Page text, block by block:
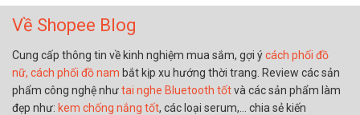
Về Shopee Blog
Cung cấp thông tin về kinh nghiệm mua sắm, gợi ýcách phối đồ
nữ, cách phối đồ nam bắt kịp xu hướng thời trang. Review các sản
phẩm công nghệ nhưtai nghe Bluetooth tốtvà các sản phẩm làm
đẹp như: kem chống nắng tốt, các loại serum,… chia sẻ kiến